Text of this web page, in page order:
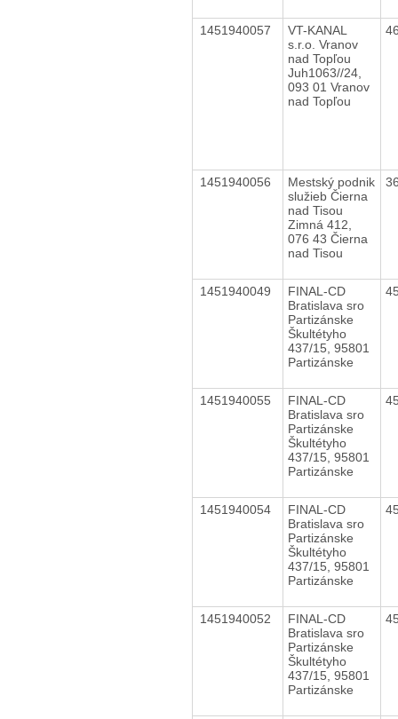
1451940057
VT-KANAL
s.r.o. Vranov
nad Topľou
Juh1063//24,
093 01 Vranov
nad Topľou
1451940056
Mestský podnik
služieb Čierna
nad Tisou
Zimná 412,
076 43 Čierna
nad Tisou
1451940049
FINAL-CD
Bratislava sro
Partizánske
Škultétyho
437/15, 95801
Partizánske
1451940055
FINAL-CD
Bratislava sro
Partizánske
Škultétyho
437/15, 95801
Partizánske
1451940054
FINAL-CD
Bratislava sro
Partizánske
Škultétyho
437/15, 95801
Partizánske
1451940052
FINAL-CD
Bratislava sro
Partizánske
Škultétyho
437/15, 95801
Partizánske